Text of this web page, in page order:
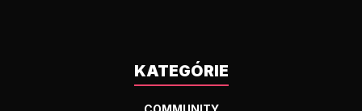
KATEGÓRIE